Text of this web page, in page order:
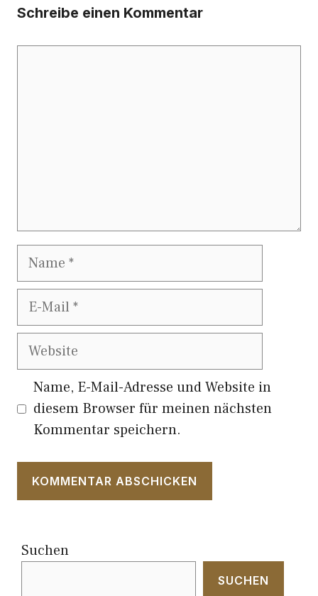
Schreibe einen Kommentar
Name
E-
Website
Name, E-Mail-Adresse und Website in
diesem Browser für meinen nächsten
Kommentar speichern.
Suchen
SUCHEN